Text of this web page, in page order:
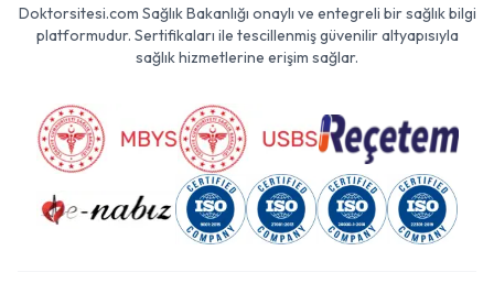
Doktorsitesi.com Sağlık Bakanlığı onaylı ve entegreli bir sağlık bilgi
platformudur. Sertifikaları ile tescillenmiş güvenilir altyapısıyla
sağlık hizmetlerine erişim sağlar.